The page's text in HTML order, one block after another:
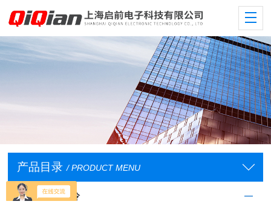
产品目录 / PRODUCT MENU
低温/恒温/制冷